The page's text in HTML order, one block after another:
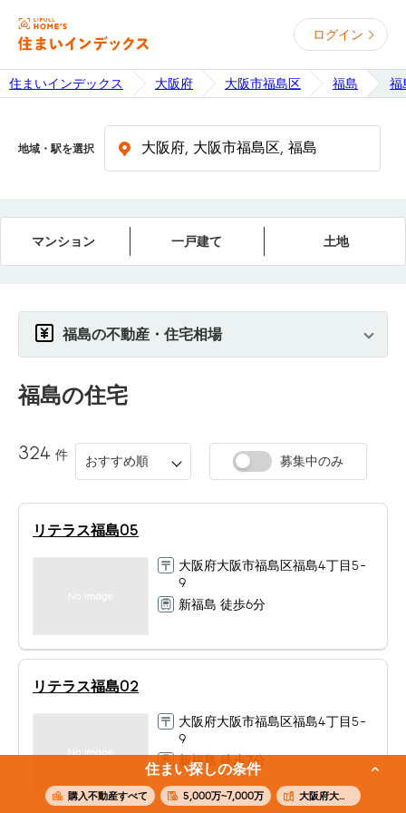
ログイン
住まいインデックス 大阪府 大阪市福島区 福島 福
住まい探しの条件
購入不動産すべて 5,000万~7,000万 大阪府大阪市福島区福島
地域・駅を選択
マンション 一戸建て 土地
福島の不動産・住宅相場
福島の住宅
324 件 おすすめ順 募集中のみ
リテラス福島05
大阪府大阪市福島区福島4丁目5-
9
新福島 徒歩6分
リテラス福島02
大阪府大阪市福島区福島4丁目5-
9
新福島 徒歩7分